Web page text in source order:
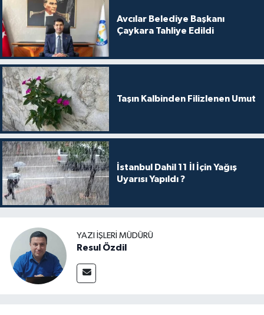
Avcılar Belediye Başkanı
Çaykara Tahliye Edildi
Taşın Kalbinden Filizlenen Umut
İstanbul Dahil 11 İl İçin Yağış
Uyarısı Yapıldı ?
YAZI İŞLERI MÜDÜRÜ
Resul Özdil